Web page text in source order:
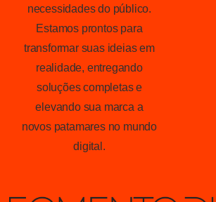
necessidades do público.
Estamos prontos para
transformar suas ideias em
realidade, entregando
soluções completas e
elevando sua marca a
novos patamares no mundo
digital.